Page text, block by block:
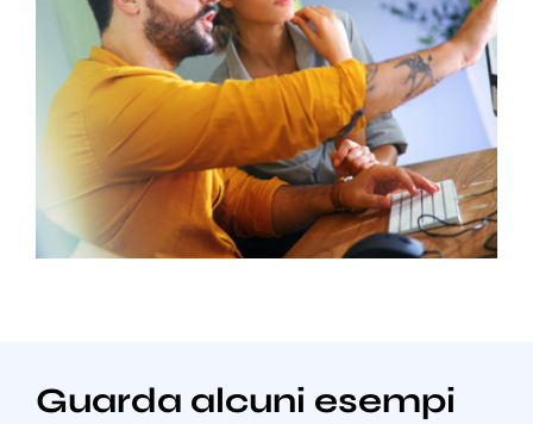
Guarda alcuni esempi